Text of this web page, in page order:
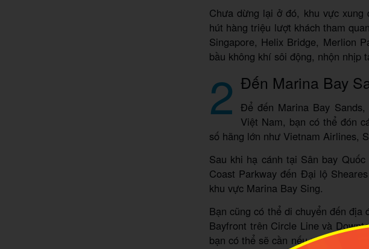
Chưa dừng lại ở đó, khu vực
hút hàng triệu lượt khách tham
Singapore, Helix Bridge, Merlion
bầu không khí sôi động, nhộn nhịp
2 Đến Marina Bay
Để đến Marina Bay
Việt Nam, bạn có thể đón
số hãng lớn như Vietnam Airlines,
Sau khi hạ cánh tại Sân bay
Coast Parkway đến Đại lộ
khu vực Marina Bay Sing.
Bạn cũng có thể di chuyển đến
Bayfront trên Circle Line và
bạn có thể sẽ cần nếu muốn sử